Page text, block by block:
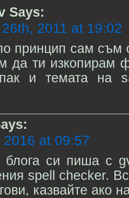
Says:
2011 at 19:02
принцип сам
да ти изкопирам
и темата на
at 09:57
блога си пиша с
spell checker.
казвайте ако